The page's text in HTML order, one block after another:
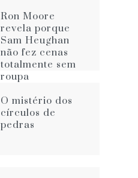
Ron Moore
revela porque
Sam Heughan
não fez cenas
totalmente sem
roupa
O mistério dos
círculos de
pedras